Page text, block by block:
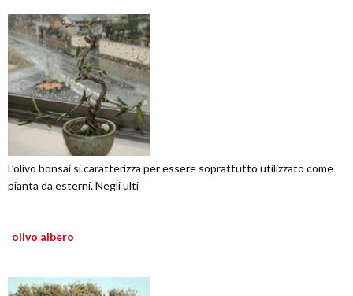
L’olivo bonsai si caratterizza per essere soprattutto utilizzato come
pianta da esterni. Negli ulti
olivo albero